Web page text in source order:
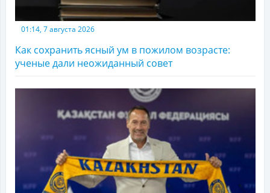
01:14, 7 августа 2026
Как сохранить ясный ум в пожилом возрасте:
ученые дали неожиданный совет